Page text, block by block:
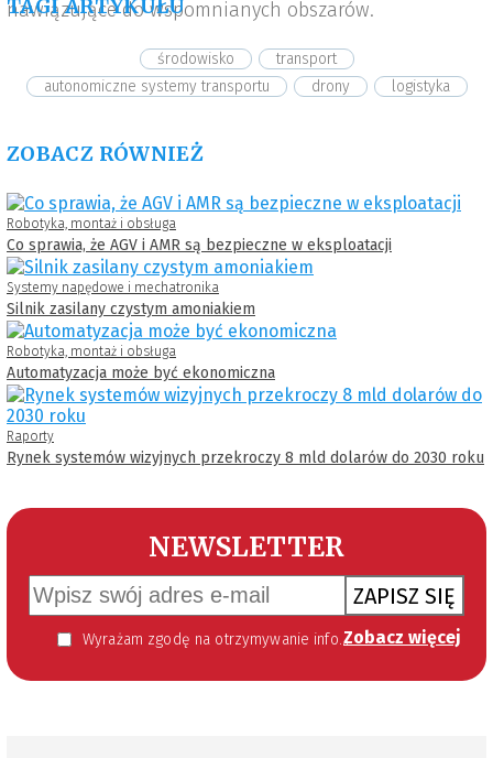
nawiązujące do wspomnianych obszarów.
TAGI ARTYKUŁU
środowisko
transport
autonomiczne systemy transportu
drony logistyka
ZOBACZ RÓWNIEŻ
Robotyka, montaż i obsługa
Co sprawia, że AGV i AMR są bezpieczne w eksploatacji
Systemy napędowe i mechatronika
Silnik zasilany czystym amoniakiem
Robotyka, montaż i obsługa
Automatyzacja może być ekonomiczna
Raporty
Rynek systemów wizyjnych przekroczy 8 mld dolarów do 2030 roku
NEWSLETTER
ZAPISZ SIĘ
Wyrażam zgodę na otrzymywanie informacji handlowej kierowanej do mnie za pomocą środków komunikacji elektronicznej w szczególności poczty elektronicznej zgodnie z przepisem art. 10 ust 2 ustawy z dnia 18 lipca 2002 roku o świadczeniu usług drogą elektroniczną (Dz. U. 144 z 2002 r. poz. 1204). Zgoda jest dobrowolna, jednak jej wyrażenie jest konieczne, aby otrzymywać newsletter. Zobacz więcej